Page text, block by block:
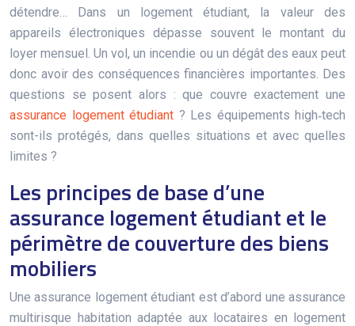
détendre… Dans un logement étudiant, la valeur des
appareils électroniques dépasse souvent le montant du
loyer mensuel. Un vol, un incendie ou un dégât des eaux peut
donc avoir des conséquences financières importantes. Des
questions se posent alors : que couvre exactement une
assurance logement étudiant ? Les équipements high‑tech
sont-ils protégés, dans quelles situations et avec quelles
limites ?
Les principes de base d’une
assurance logement étudiant et le
périmètre de couverture des biens
mobiliers
Une assurance logement étudiant est d’abord une assurance
multirisque habitation adaptée aux locataires en logement